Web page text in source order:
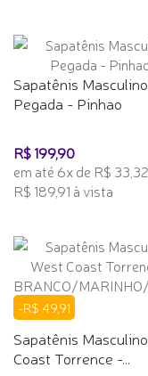
Sapatênis Masculino
Pegada - Pinhao
R$ 199,90
em até 6x de R$ 33,32
R$ 189,91 à vista
-R$ 49,91
Sapatênis
Coast Torrence -...